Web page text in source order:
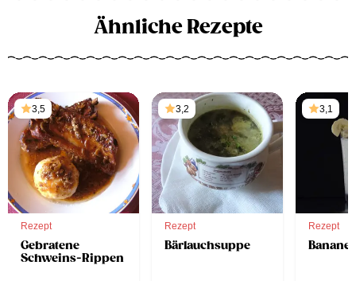
Ähnliche Rezepte
3,5
Rezept
Gebratene
Schweins-Rippen
3,2
Rezept
Bärlauchsuppe
3,1
Rezept